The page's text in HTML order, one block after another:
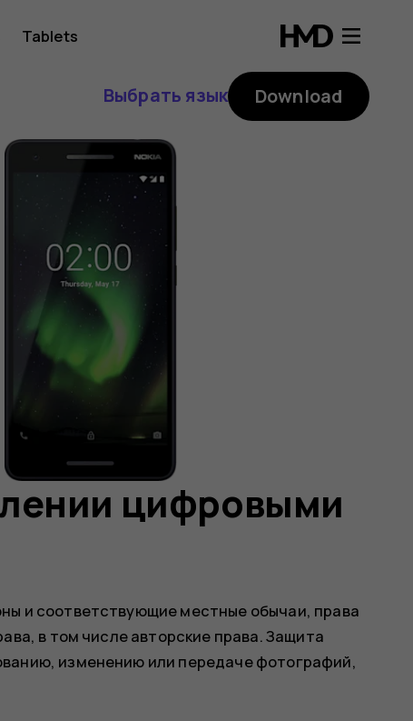
Tablets
Выбрать язык Download
цифровыми
и соответствующие местные обычаи, права
в том числе авторские права. Защита
изменению или передаче фотографий,